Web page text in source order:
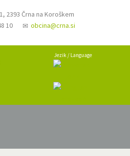
2393 Črna na Koroškem
10
obcina@crna.si
Jezik / Language